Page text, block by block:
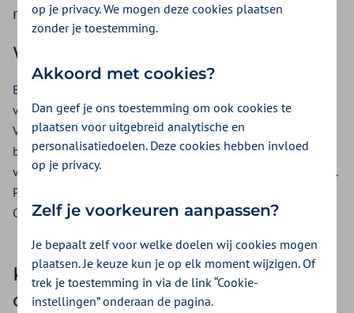
risico is niet altijd voordelig.
Wat is het vrijwillig eigen risico?
Bovenop het verplicht eigen risico van € 385 kan iedereen
van 18 jaar en ouder kiezen voor een vrijwillig eigen risico.
Van € 100, € 200, € 300, € 400 of € 500. Hoe hoger het
bedrag, hoe hoger de korting op je premie. Net als bij het
verplicht eigen risico, betaal je het vrijwillig eigen risico zelf.
Pas daarna krijg je kosten vergoed uit de basisverzekering.
Ook dit bedrag geldt voor een heel kalenderjaar.
Kies je vrijwillig eigen risico en
ontdek het voordeel in 2026
op je privacy. We mogen deze cookies plaatsen
zonder je toestemming.
Akkoord met cookies?
Dan geef je ons toestemming om ook cookies te
plaatsen voor uitgebreid analytische en
personalisatiedoelen. Deze cookies hebben invloed
op je privacy.
Zelf je voorkeuren aanpassen?
Je bepaalt zelf voor welke doelen wij cookies mogen
plaatsen. Je keuze kun je op elk moment wijzigen. Of
trek je toestemming in via de link “Cookie-
instellingen” onderaan de pagina.